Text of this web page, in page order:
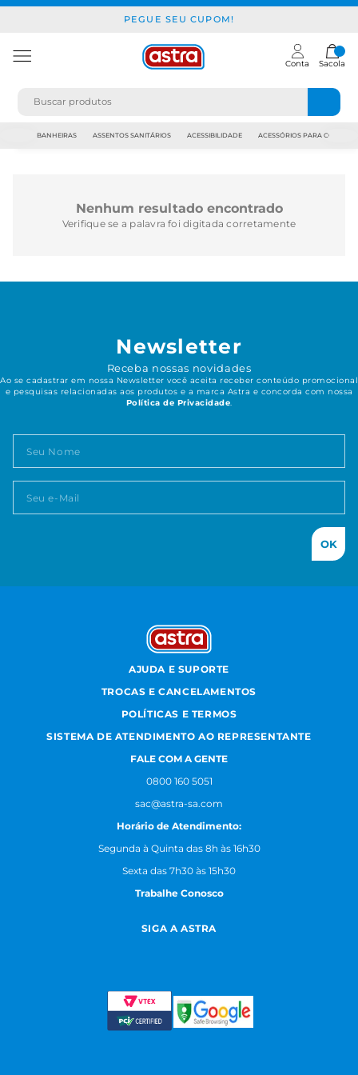
PEGUE SEU CUPOM!
Conta Sacola
BANHEIRAS ASSENTOS SANITÁRIOS ACESSIBILIDADE ACESSÓRIOS PARA
Nenhum resultado encontrado
Verifique se a palavra foi digitada corretamente
Newsletter
Receba nossas novidades
Ao se cadastrar em nossa Newsletter você aceita receber conteúdo promocional
e pesquisas relacionadas aos produtos e a marca Astra e concorda com nossa
Política de Privacidade.
OK
AJUDA E SUPORTE
TROCAS E CANCELAMENTOS
POLÍTICAS E TERMOS
SISTEMA DE ATENDIMENTO AO REPRESENTANTE
FALE COM A GENTE
0800 160 5051
sac@astra-sa.com
Horário de Atendimento:
Segunda à Quinta das 8h às 16h30
Sexta das 7h30 às 15h30
Trabalhe Conosco
SIGA A ASTRA